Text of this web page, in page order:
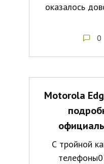
оказалось
0
Motorola
С тройной